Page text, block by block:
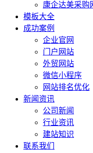
康企达美采购
模板大全
成功案例
企业官网
门户网站
外贸网站
微信小程序
网站排名优化
新闻资讯
公司新闻
行业资讯
建站知识
联系我们